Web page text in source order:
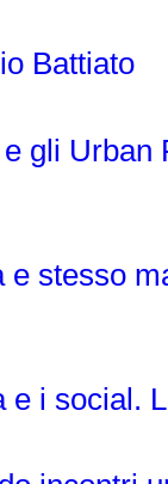
Battiato
gli
e stesso
e i social.